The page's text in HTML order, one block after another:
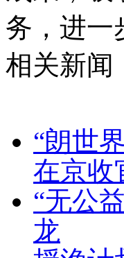
务，进一
相关新闻
“朗世
在京收
“无公
龙